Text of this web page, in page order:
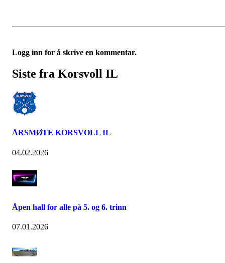
Logg inn for å skrive en kommentar.
Siste fra Korsvoll IL
ÅRSMØTE KORSVOLL IL
04.02.2026
Åpen hall for alle på 5. og 6. trinn
07.01.2026